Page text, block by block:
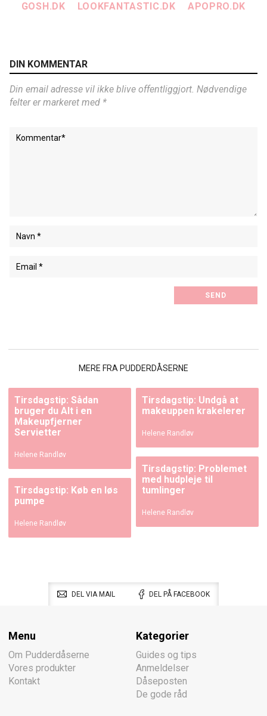
GOSH.DK
LOOKFANTASTIC.DK APOPRO.DK
DIN KOMMENTAR
Din email adresse vil ikke blive offentliggjort. Nødvendige
felter er markeret med *
MERE FRA PUDDERDÅSERNE
Tirsdagstip: Sådan
bruger du Alt i en
Makeupfjerner
Servietter
Helene Randløv
Tirsdagstip: Undgå at
makeuppen krakelerer
Helene Randløv
Tirsdagstip: Køb en løs
pumpe
Helene Randløv
Tirsdagstip: Problemet
med hudpleje til
tumlinger
Helene Randløv
DEL VIA MAIL DEL PÅ FACEBOOK
Menu
Om Pudderdåserne
Vores produkter
Kontakt
Kategorier
Guides og tips
Anmeldelser
Dåseposten
De gode råd